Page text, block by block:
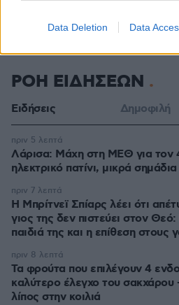
Data Deletion Data
ΡΟΗ ΕΙΔΗΣΕΩΝ
Ειδήσεις Δημοφιλή
Λάρισα: Μάχη στη ΜΕΘ για τον
ηλεκτρικό πατίνι, μικρά
πριν 5 λεπτά
Η Μπρίτνεϊ Σπίαρς λέει ότι
γιος της δεν πιστεύει στον
παιδιά της και η επίθεση στους
πριν 7 λεπτά
Τα φρούτα που επιλέγουν 4
καλύτερο έλεγχο του σακχάρου
λίπος στην κοιλιά
πριν 8 λεπτά